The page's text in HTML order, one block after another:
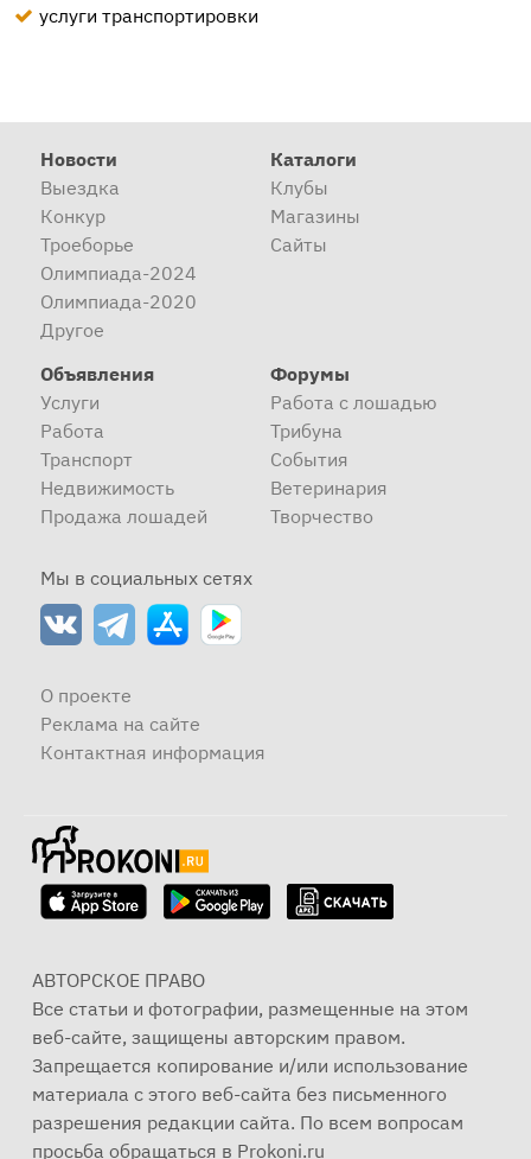
услуги транспортировки
Новости
Выездка
Конкур
Троеборье
Олимпиада-2024
Олимпиада-2020
Другое
Каталоги
Клубы
Магазины
Сайты
Объявления
Услуги
Работа
Транспорт
Недвижимость
Продажа лошадей
Форумы
Работа с лошадью
Трибуна
События
Ветеринария
Творчество
Мы в социальных сетях
О проекте
Реклама на сайте
Контактная информация
АВТОРСКОЕ ПРАВО
Все статьи и фотографии, размещенные на этом
веб-сайте, защищены авторским правом.
Запрещается копирование и/или использование
материала с этого веб-сайта без письменного
разрешения редакции сайта. По всем вопросам
просьба обращаться в Prokoni.ru